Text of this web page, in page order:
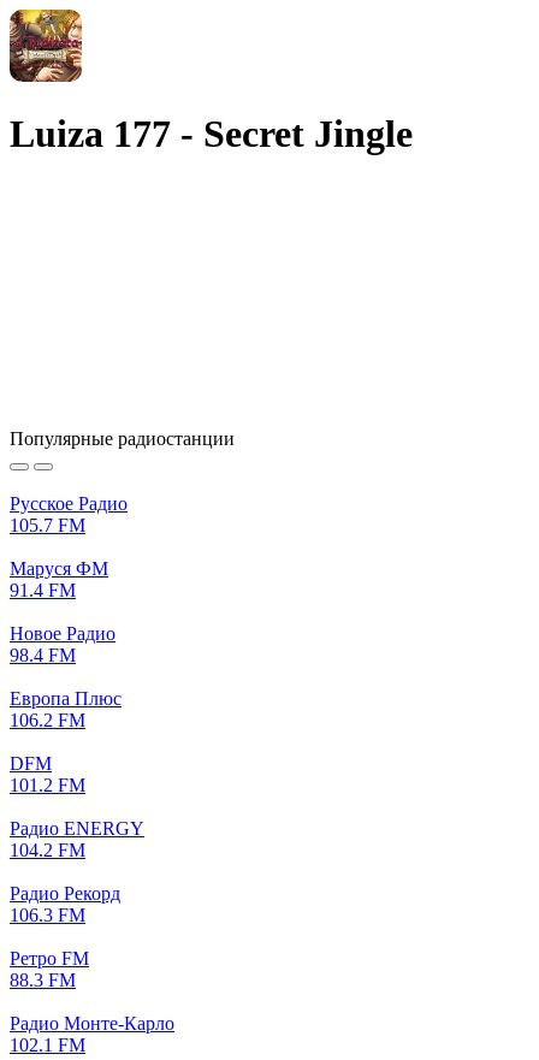
Luiza 177 - Secret Jingle
Популярные радиостанции
Русское Радио
105.7 FM
Маруся ФМ
91.4 FM
Новое Радио
98.4 FM
Европа Плюс
106.2 FM
DFM
101.2 FM
Радио ENERGY
104.2 FM
Радио Рекорд
106.3 FM
Ретро FM
88.3 FM
Радио Монте-Карло
102.1 FM